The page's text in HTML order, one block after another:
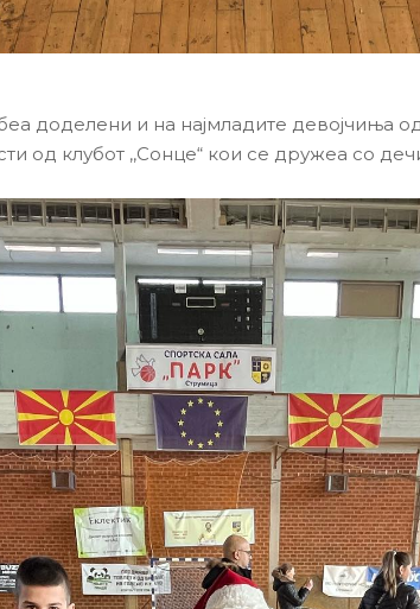
доделени и на најмладите девојчиња
од клубот ,,Сонце“ кои се дружеа со